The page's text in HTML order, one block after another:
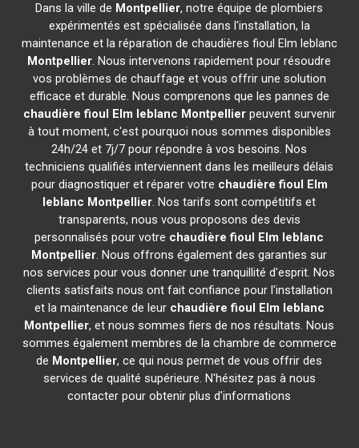
Dans la ville de Montpellier, notre équipe de plombiers
expérimentés est spécialisée dans l'installation, la
maintenance et la réparation de chaudières fioul Elm leblanc
Montpellier. Nous intervenons rapidement pour résoudre
vos problèmes de chauffage et vous offrir une solution
efficace et durable. Nous comprenons que les pannes de
chaudière fioul Elm leblanc Montpellierpeuvent survenir
à tout moment, c'est pourquoi nous sommes disponibles
24h/24 et 7j/7 pour répondre à vos besoins. Nos
techniciens qualifiés interviennent dans les meilleurs délais
pour diagnostiquer et réparer votre chaudière fioul Elm
leblanc Montpellier. Nos tarifs sont compétitifs et
transparents, nous vous proposons des devis
personnalisés pour votre chaudière fioul Elm leblanc
Montpellier. Nous offrons également des garanties sur
nos services pour vous donner une tranquillité d'esprit. Nos
clients satisfaits nous ont fait confiance pour l'installation
et la maintenance de leur chaudière fioul Elm leblanc
Montpellier, et nous sommes fiers de nos résultats. Nous
sommes également membres de la chambre de commerce
de Montpellier, ce qui nous permet de vous offrir des
services de qualité supérieure. N'hésitez pas à nous
contacter pour obtenir plus d'informations